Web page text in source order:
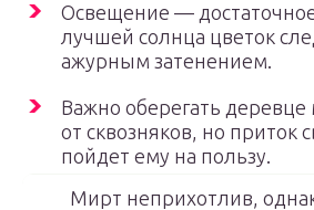
Освещение —
лучшей солнца цветок
ажурным затенением.
Важно оберегать деревце
от сквозняков, но приток
пойдет ему на пользу.
Мирт неприхотлив,